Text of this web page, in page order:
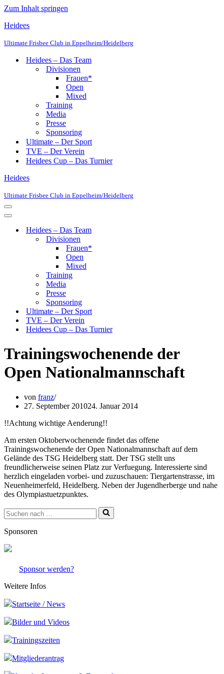
Zum Inhalt springen
Heidees
Ultimate Frisbee Club in Eppelheim/Heidelberg
Heidees – Das Team
Divisionen
Frauen*
Open
Mixed
Training
Media
Presse
Sponsoring
Ultimate – Der Sport
TVE – Der Verein
Heidees Cup – Das Turnier
Heidees
Ultimate Frisbee Club in Eppelheim/Heidelberg
Navigationsmenü
Navigationsmenü
Heidees – Das Team
Divisionen
Frauen*
Open
Mixed
Training
Media
Presse
Sponsoring
Ultimate – Der Sport
TVE – Der Verein
Heidees Cup – Das Turnier
Trainingswochenende der
Open Nationalmannschaft
von franz
27. September 201024. Januar 2014
!!Achtung wichtige Aenderung!!
Am ersten Oktoberwochenende findet das offene
Trainingswochenende der Open Nationalmannschaft auf dem
Gelände des TSG Heidelberg statt. Der TSG stellt uns
freundlicherweise seinen Platz zur Verfuegung. Interessierte sind
herzlich eingeladen vorbei- und zuzuschauen: Tiergartenstrasse, im
Neuenheimerfeld, Heidelberg. Neben der Jugendherberge und nahe
des Olympiastuetzpunktes.
Suchen
nach …
Sponsoren
Sponsor werden?
Weitere Infos
Startseite / News
Bilder und Videos
Trainingszeiten
Mitgliederantrag